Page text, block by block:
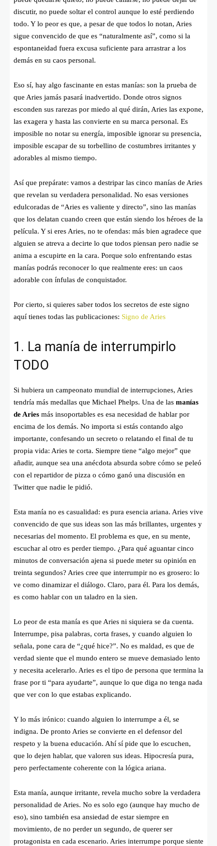
discutir, no puede soltar el control aunque lo esté perdiendo
todo. Y lo peor es que, a pesar de que todos lo notan, Aries
sigue convencido de que es “naturalmente así”, como si la
espontaneidad fuera excusa suficiente para arrastrar a los
demás en su caos personal.
Eso sí, hay algo fascinante en estas manías: son la prueba de
que Aries jamás pasará inadvertido. Donde otros signos
esconden sus rarezas por miedo al qué dirán, Aries las expone,
las exagera y hasta las convierte en su marca personal. Es
imposible no notar su energía, imposible ignorar su presencia,
imposible escapar de su torbellino de costumbres irritantes y
adorables al mismo tiempo.
Así que prepárate: vamos a destripar las cinco manías de Aries
que revelan su verdadera personalidad. No esas versiones
edulcoradas de “Aries es valiente y directo”, sino las manías
que los delatan cuando creen que están siendo los héroes de la
película. Y si eres Aries, no te ofendas: más bien agradece que
alguien se atreva a decirte lo que todos piensan pero nadie se
anima a escupirte en la cara. Porque solo enfrentando estas
manías podrás reconocer lo que realmente eres: un caos
adorable con ínfulas de conquistador.
Por cierto, si quieres saber todos los secretos de este signo
aquí tienes todas las publicaciones: Signo de Aries
1. La manía de interrumpirlo
TODO
Si hubiera un campeonato mundial de interrupciones, Aries
tendría más medallas que Michael Phelps. Una de las manías
de Aries más insoportables es esa necesidad de hablar por
encima de los demás. No importa si estás contando algo
importante, confesando un secreto o relatando el final de tu
propia vida: Aries te corta. Siempre tiene “algo mejor” que
añadir, aunque sea una anécdota absurda sobre cómo se peleó
con el repartidor de pizza o cómo ganó una discusión en
Twitter que nadie le pidió.
Esta manía no es casualidad: es pura esencia ariana. Aries vive
convencido de que sus ideas son las más brillantes, urgentes y
necesarias del momento. El problema es que, en su mente,
escuchar al otro es perder tiempo. ¿Para qué aguantar cinco
minutos de conversación ajena si puede meter su opinión en
treinta segundos? Aries cree que interrumpir no es grosero: lo
ve como dinamizar el diálogo. Claro, para él. Para los demás,
es como hablar con un taladro en la sien.
Lo peor de esta manía es que Aries ni siquiera se da cuenta.
Interrumpe, pisa palabras, corta frases, y cuando alguien lo
señala, pone cara de “¿qué hice?”. No es maldad, es que de
verdad siente que el mundo entero se mueve demasiado lento
y necesita acelerarlo. Aries es el tipo de persona que termina la
frase por ti “para ayudarte”, aunque lo que diga no tenga nada
que ver con lo que estabas explicando.
Y lo más irónico: cuando alguien lo interrumpe a él, se
indigna. De pronto Aries se convierte en el defensor del
respeto y la buena educación. Ahí sí pide que lo escuchen,
que lo dejen hablar, que valoren sus ideas. Hipocresía pura,
pero perfectamente coherente con la lógica ariana.
Esta manía, aunque irritante, revela mucho sobre la verdadera
personalidad de Aries. No es solo ego (aunque hay mucho de
eso), sino también esa ansiedad de estar siempre en
movimiento, de no perder un segundo, de querer ser
protagonista en cada escenario. Aries interrumpe porque siente